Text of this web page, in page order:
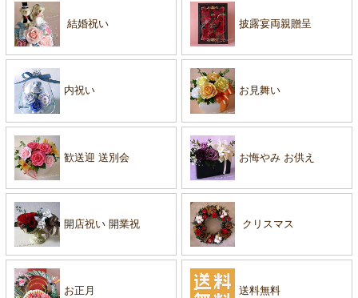
結婚祝い 披露宴両親贈呈
内祝い お見舞い
歓送迎 送別会 お悔やみ お供え
開店祝い 開業祝 クリスマス
お正月 送料無料